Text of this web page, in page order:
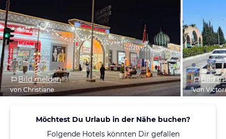
Bild melden
von Christiane
Bild
von
Möchtest Du Urlaub in der Nähe buchen?
Folgende Hotels könnten Dir gefallen